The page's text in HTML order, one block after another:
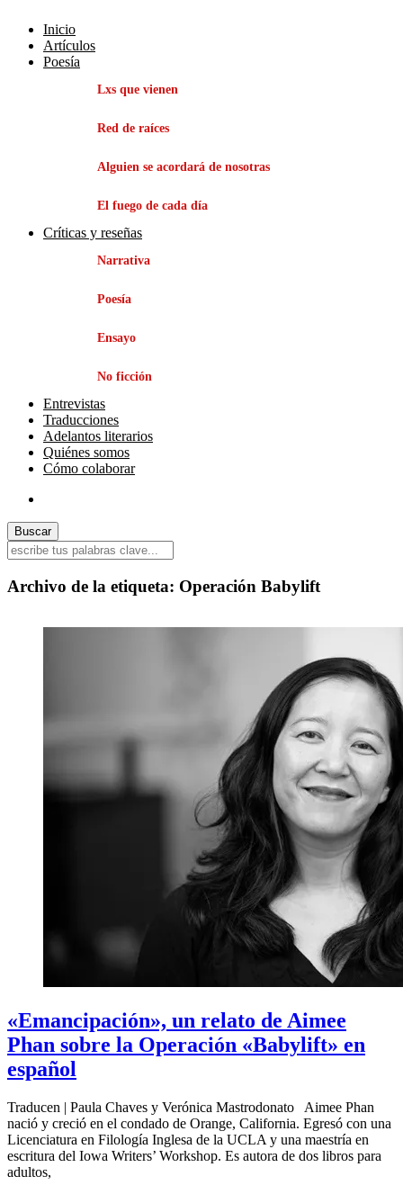
Inicio
Artículos
Poesía
Lxs que vienen
Red de raíces
Alguien se acordará de nosotras
El fuego de cada día
Críticas y reseñas
Narrativa
Poesía
Ensayo
No ficción
Entrevistas
Traducciones
Adelantos literarios
Quiénes somos
Cómo colaborar
Archivo de la etiqueta: Operación Babylift
«Emancipación», un relato de Aimee
Phan sobre la Operación «Babylift» en
español
Traducen | Paula Chaves y Verónica Mastrodonato Aimee Phan
nació y creció en el condado de Orange, California. Egresó con una
Licenciatura en Filología Inglesa de la UCLA y una maestría en
escritura del Iowa Writers’ Workshop. Es autora de dos libros para
adultos,